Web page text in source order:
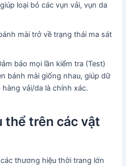
loại bỏ các vụn vải, vụn da
mài trở về trạng thái ma sát
bảo mọi lần kiểm tra (Test)
bánh mài giống nhau, giúp dữ
vải/da là chính xác.
thể trên các vật
thương hiệu thời trang lớn